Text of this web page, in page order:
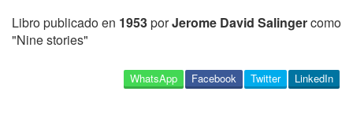
Libro publicado en 1953porJerome David Salingercomo
"Nine stories"
LinkedIn
Twitter
Facebook
WhatsApp